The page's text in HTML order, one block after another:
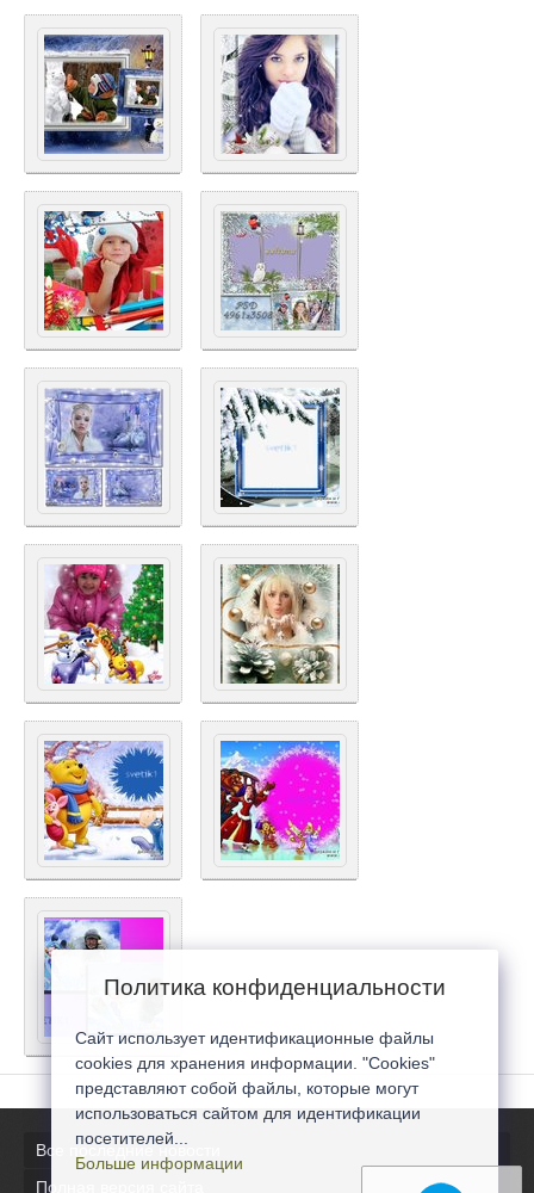
Все последние новости
Полная версия сайта
Политика конфиденциальности
Сайт использует идентификационные файлы
cookies для хранения информации. "Cookies"
представляют собой файлы, которые могут
использоваться сайтом для идентификации
посетителей...
Больше информации